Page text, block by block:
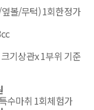
볼/무턱) 1회한정가
기상관x 1부위 기준
수마취 1회체험가